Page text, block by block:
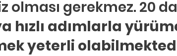
olması gerekmez. 20
hızlı adımlarla
yeterli